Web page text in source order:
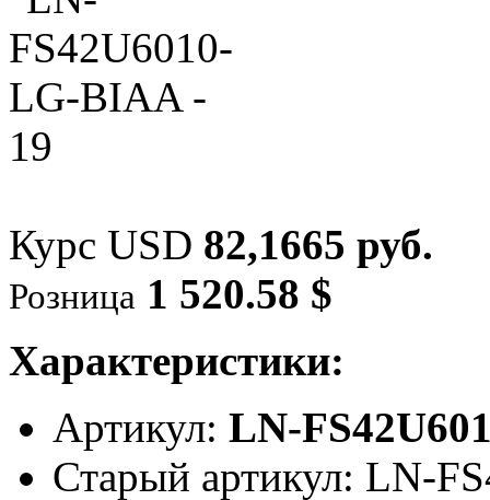
Курс USD 82,1665 руб.
Розница 1 520.58 $
Характеристики:
Артикул: LN-
Старый артикул: LN-